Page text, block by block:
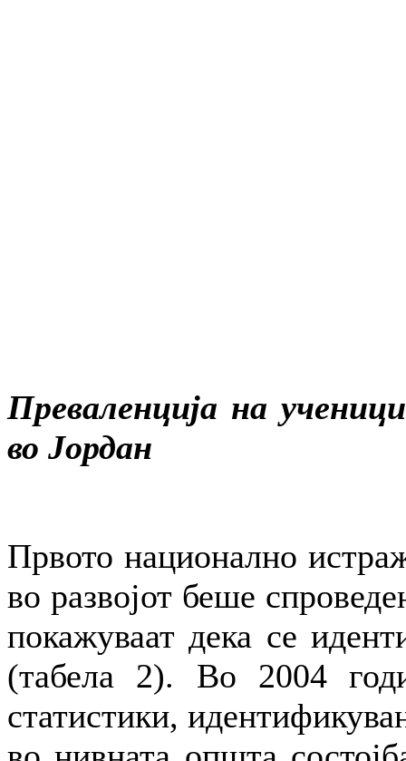
Преваленција на
во Јордан
Првото национално
во развојот беше
покажуваат дека се
(табела 2). Во 2004
статистики,